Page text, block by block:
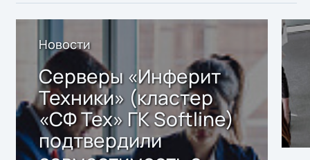
Новости
Серверы «Инферит
Техники» (кластер
«СФ Тех» ГК Softline)
подтвердили